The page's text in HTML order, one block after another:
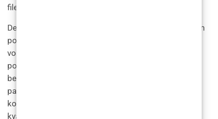
filera.
Dermalni fileri postali su sve popularniji u nekirurškom
pomlađivanju lica zbog svoje sposobnosti vraćanja
volumena, izglađivanja bora i sitnih linija te
poboljšavanja crta lica uz minimalno vrijeme zastoja i
bez operacije. U Poliklinici LF u Zagrebu, Hrvatska,
pacijenti imaju pristup nizu različitih filera i
kombiniranih tretmana, koje provode iskusni i
kvalificirani praktičari.